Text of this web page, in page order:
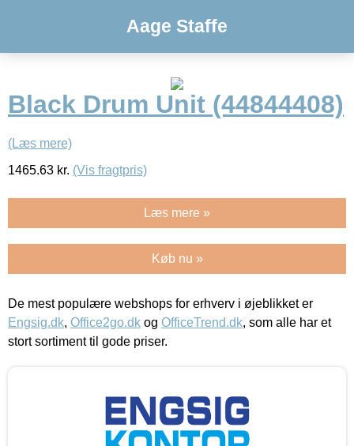
Aage Staffe
Black Drum Unit (44844408)
(Læs mere)
1465.63 kr. (Vis fragtpris)
Læs mere »
Køb nu »
De mest populære webshops for erhverv i øjeblikket er
Engsig.dk, Office2go.dk og OfficeTrend.dk, som alle har et
stort sortiment til gode priser.